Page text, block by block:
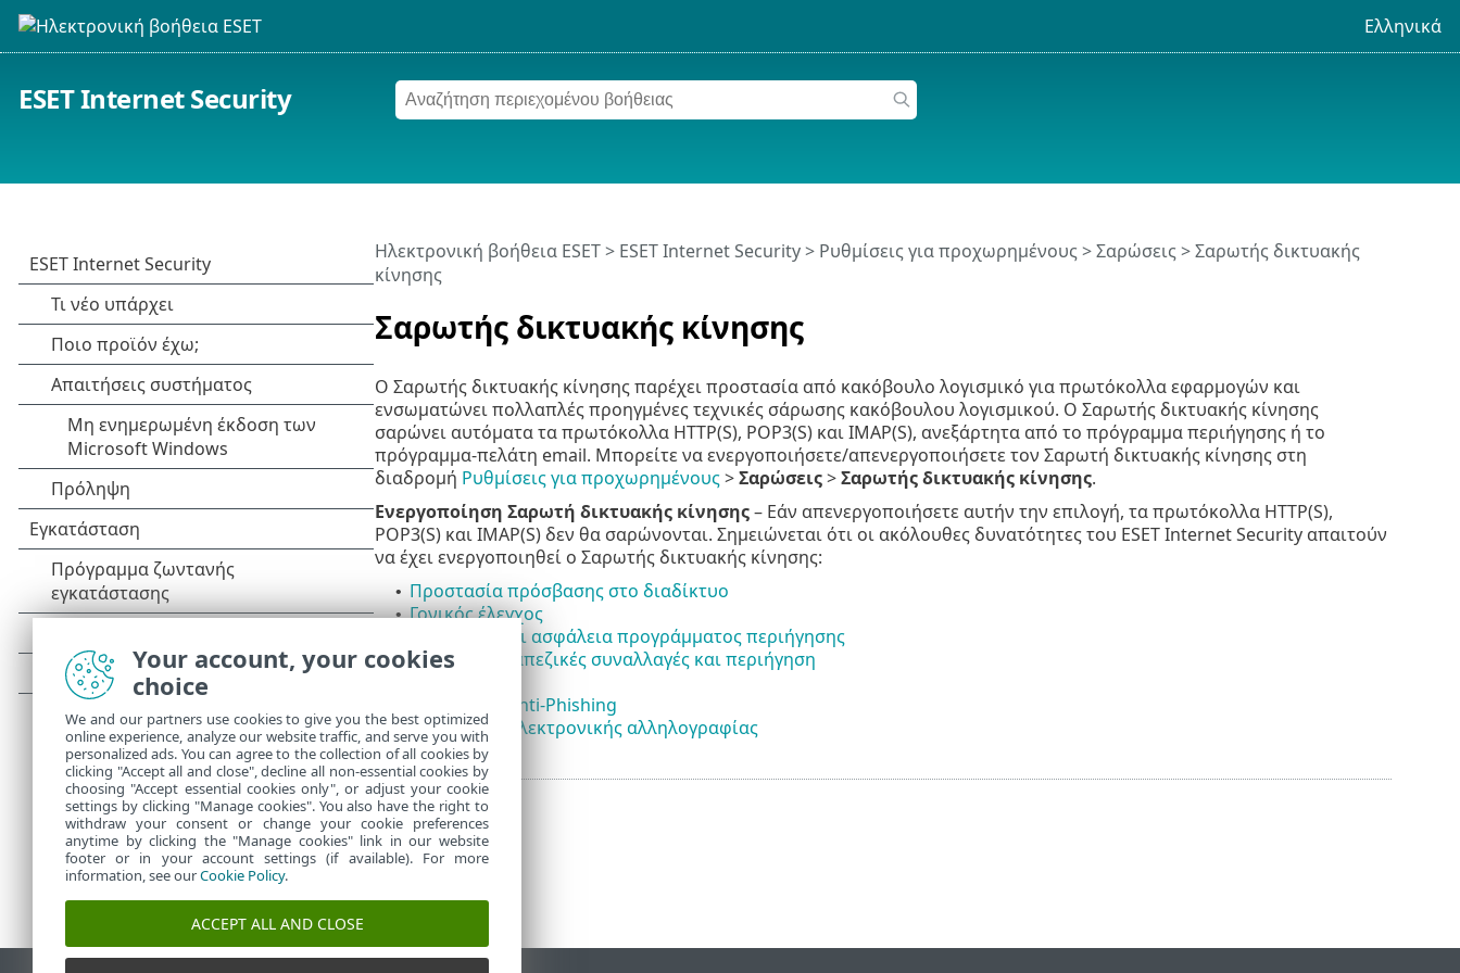
Ελληνικά
ESET Internet Security
Σαρωτής δικτυακής κίνησης
Ηλεκτρονική βοήθεια ESET> ESET Internet Security> Ρυθμίσεις για προχωρημένους>Σαρώσεις> Σαρωτής δικτυακής
κίνησης
Ο Σαρωτής δικτυακής κίνησης παρέχει προστασία από κακόβουλο λογισμικό για πρωτόκολλα εφαρμογών και
ενσωματώνει πολλαπλές προηγμένες τεχνικές σάρωσης κακόβουλου λογισμικού. Ο Σαρωτής δικτυακής κίνησης
σαρώνει αυτόματα τα πρωτόκολλα HTTP(S), POP3(S) και IMAP(S), ανεξάρτητα από το πρόγραμμα περιήγησης ή το
πρόγραμμα-πελάτη email. Μπορείτε να ενεργοποιήσετε/απενεργοποιήσετε τον Σαρωτή δικτυακής κίνησης στη
διαδρομή Ρυθμίσεις για προχωρημένους>Σαρώσεις>Σαρωτής δικτυακής κίνησης.
Ενεργοποίηση Σαρωτή δικτυακής κίνησης– Εάν απενεργοποιήσετε αυτήν την επιλογή, τα πρωτόκολλα HTTP(S),
POP3(S) και IMAP(S) δεν θα σαρώνονται. Σημειώνεται ότι οι ακόλουθες δυνατότητες του ESET Internet Security απαιτούν
να έχει ενεργοποιηθεί ο Σαρωτής δικτυακής κίνησης:
• Προστασία πρόσβασης στο διαδίκτυο
• Γονικός έλεγχος
Απόρρητο και ασφάλεια προγράμματος περιήγησης
• Ασφαλείς τραπεζικές συναλλαγές και περιήγηση
Προστασία Anti-Phishing
• Προστασία ηλεκτρονικής αλληλογραφίας
Your account, your cookies
choice
We and our partners use cookies to give you the best optimized
online experience, analyze our website traffic, and serve you with
personalized ads. You can agree to the collection of all cookies by
clicking "Accept all and close", decline all non-essential cookies by
choosing "Accept essential cookies only", or adjust your cookie
settings by clicking "Manage cookies". You also have the right to
withdraw your consent or change your cookie preferences
anytime by clicking the "Manage cookies" link in our website
footer or in your account settings (if available). For more
information, see ourCookie Policy.
ACCEPT ALL AND CLOSE